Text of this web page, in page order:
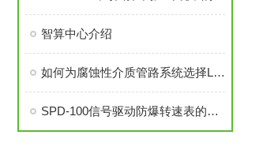
智算中心介绍
如何为腐蚀性介质管路系统选择L7000 316不锈钢部件？
SPD-100信号驱动防爆转速表的安装与调试步骤详解